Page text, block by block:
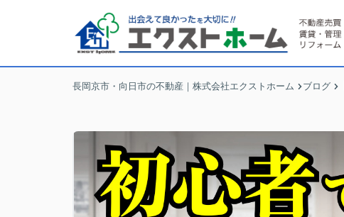
長岡京市・向日市の不動産｜株式会社エクストホーム ブログ